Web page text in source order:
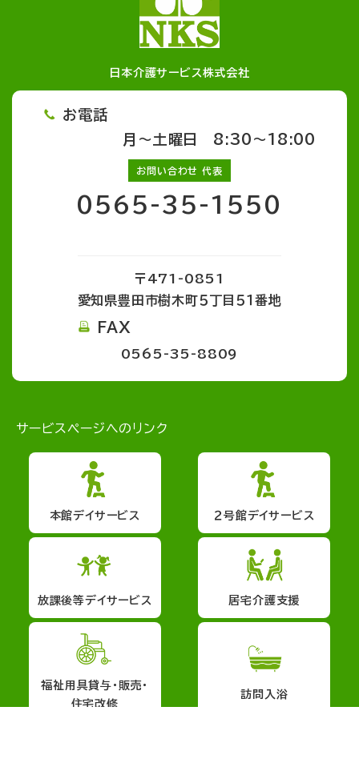
日本介護サービス株式会社
お電話
月～土曜日 8:30～18:00
お問い合わせ 代表
0565-35-1550
〒471-0851
愛知県豊田市樹木町５丁目５１番地
FAX
0565-35-8809
サービスページへのリンク
本館デイサービス ２号館デイサービス
放課後等デイサービス 居宅介護支援
福祉用具貸与・販売・
住宅改修
訪問入浴